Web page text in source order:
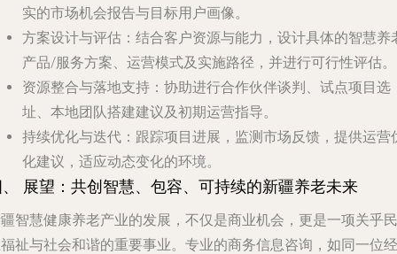
实的市场机会报告与目标用户画像。
方案设计与评估 ：结合客户资源与能力，设计具体的智慧养
产品/服务方案、运营模式及实施路径，并进行可行性评估。
资源整合与落地支持 ：协助进行合作伙伴谈判、试点项目选
址、本地团队搭建建议及初期运营指导。
持续优化与迭代 ：跟踪项目进展，监测市场反馈，提供运营
化建议，适应动态变化的环境。
展望：共创智慧、包容、可持续的新疆养老未来
智慧健康养老产业的发展，不仅是商业机会，更是一项关乎民
祉与社会和谐的重要事业。专业的商务信息咨询，如同一位经